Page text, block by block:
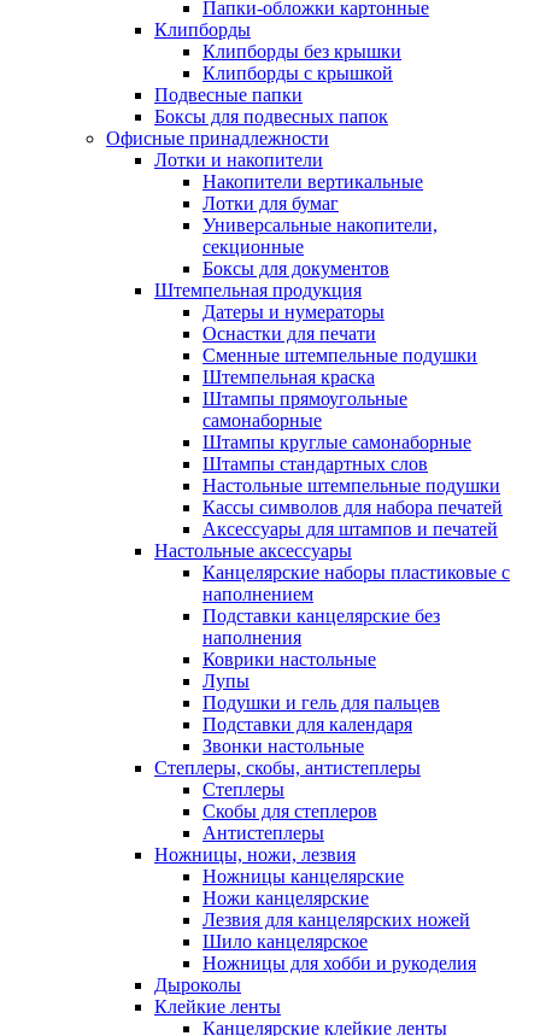
Папки-обложки картонные
Клипборды
Клипборды без крышки
Клипборды с крышкой
Подвесные папки
Боксы для подвесных папок
Офисные принадлежности
Лотки и накопители
Накопители вертикальные
Лотки для бумаг
Универсальные накопители,
секционные
Боксы для документов
Штемпельная продукция
Датеры и нумераторы
Оснастки для печати
Сменные штемпельные подушки
Штемпельная краска
Штампы прямоугольные
самонаборные
Штампы круглые самонаборные
Штампы стандартных слов
Настольные штемпельные подушки
Кассы символов для набора печатей
Аксессуары для штампов и печатей
Настольные аксессуары
Канцелярские наборы пластиковые с
наполнением
Подставки канцелярские без
наполнения
Коврики настольные
Лупы
Подушки и гель для пальцев
Подставки для календаря
Звонки настольные
Степлеры, скобы, антистеплеры
Степлеры
Скобы для степлеров
Антистеплеры
Ножницы, ножи, лезвия
Ножницы канцелярские
Ножи канцелярские
Лезвия для канцелярских ножей
Шило канцелярское
Ножницы для хобби и рукоделия
Дыроколы
Клейкие ленты
Канцелярские клейкие ленты